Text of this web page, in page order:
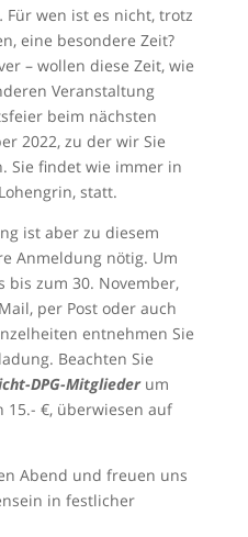
wen ist es nicht, trotz
eine besondere Zeit?
– wollen diese Zeit, wie
Veranstaltung
beim nächsten
2022, zu der wir Sie
Sie findet wie immer in
statt.
ist aber zu diesem
Anmeldung nötig. Um
zum 30. November,
per Post oder auch
entnehmen Sie
Beachten Sie
DPG-Mitgliederum
15.- €, überwiesen auf
Abend und freuen uns
in festlicher